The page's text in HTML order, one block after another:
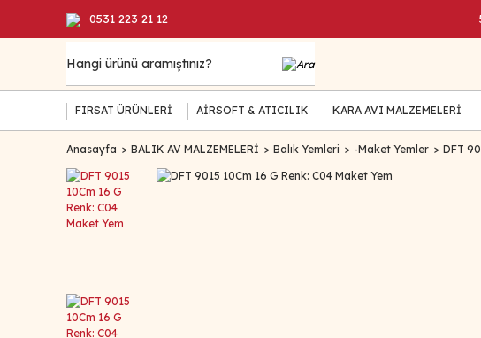
0531 223 21 12
FIRSAT ÜRÜNLERİ AİRSOFT & ATICILIK KARA AVI MALZEMELERİ
Anasayfa BALIK AV MALZEMELERİ Balık Yemleri -Maket Yemler DFT